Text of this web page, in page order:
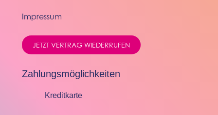
Impressum
JETZT VERTRAG WIEDERRUFEN
Zahlungsmöglichkeiten
Kreditkarte